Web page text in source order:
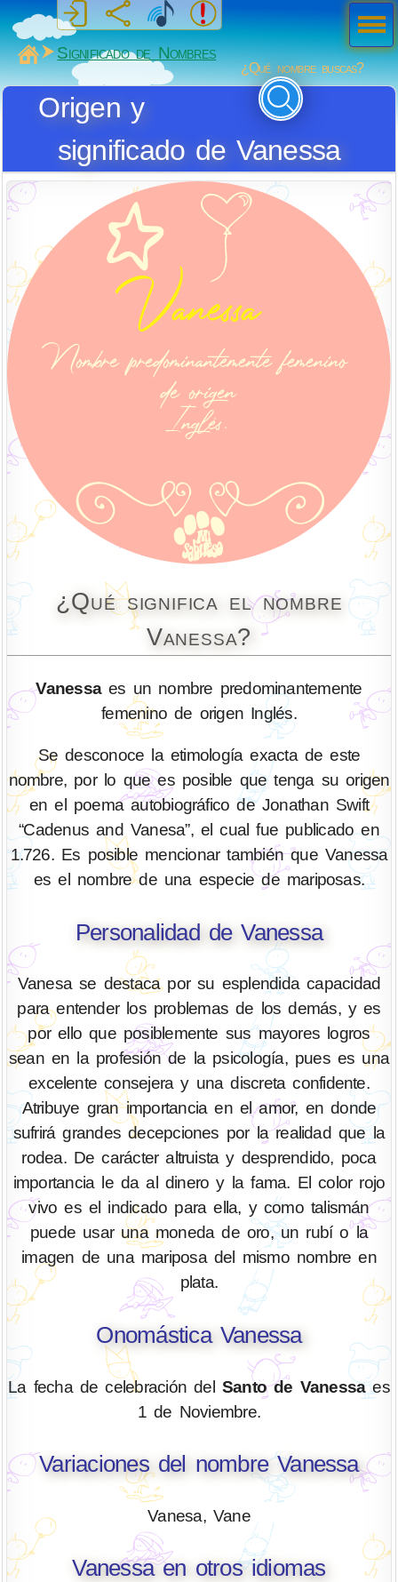
MiSabueso
Significado de Nombres
¿Qué nombre buscas?
Origen y
significado de Vanessa
¿Qué significa el nombre
Vanessa?
Vanessaes un nombre predominantemente
femenino de origen Inglés.
Se desconoce la etimología exacta de este
nombre, por lo que es posible que tenga su origen
en el poema autobiográfico de Jonathan Swift
“Cadenus and Vanesa”, el cual fue publicado en
1.726. Es posible mencionar también que Vanessa
es el nombre de una especie de mariposas.
Personalidad de Vanessa
Vanesa se destaca por su esplendida capacidad
para entender los problemas de los demás, y es
por ello que posiblemente sus mayores logros
sean en la profesión de la psicología, pues es una
excelente consejera y una discreta confidente.
Atribuye gran importancia en el amor, en donde
sufrirá grandes decepciones por la realidad que la
rodea. De carácter altruista y desprendido, poca
importancia le da al dinero y la fama. El color rojo
vivo es el indicado para ella, y como talismán
puede usar una moneda de oro, un rubí o la
imagen de una mariposa del mismo nombre en
plata.
Onomástica Vanessa
La fecha de celebración del Santo de Vanessaes
1 de Noviembre.
Variaciones del nombre Vanessa
Vanesa, Vane
Vanessa en otros idiomas
Men
ú